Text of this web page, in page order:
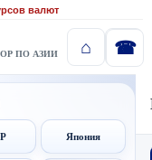
валют
ПО АЗИИ
Япония